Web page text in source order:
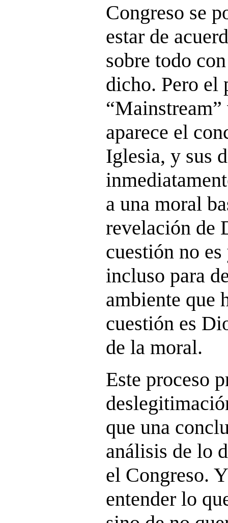
Congreso se
estar de
sobre todo
dicho. Pero el
aparece el
Iglesia, y sus
a una moral
revelación de
cuestión no
incluso para
ambiente que
cuestión es
de la moral.
Este proceso
que una
análisis de lo
el Congreso.
entender lo